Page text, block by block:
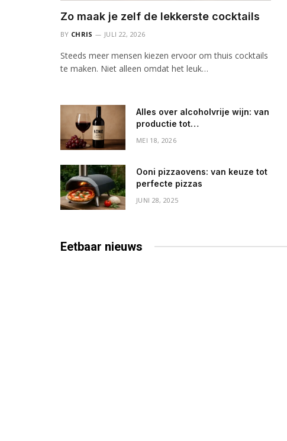
Zo maak je zelf de lekkerste cocktails
BY CHRIS JULI 22, 2026
Steeds meer mensen kiezen ervoor om thuis cocktails
te maken. Niet alleen omdat het leuk…
Alles over alcoholvrije wijn: van
productie tot
MEI 18, 2026
Ooni pizzaovens: van keuze tot
perfecte pizzas
JUNI 28, 2025
Eetbaar nieuws